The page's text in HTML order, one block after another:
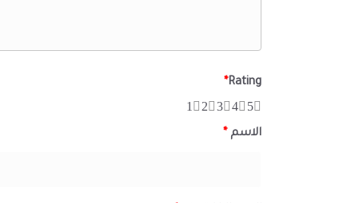
Rating
*
5
4
3
2
1
الاسم *